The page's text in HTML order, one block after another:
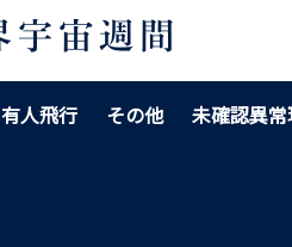
有人飛行 その他 未確認異